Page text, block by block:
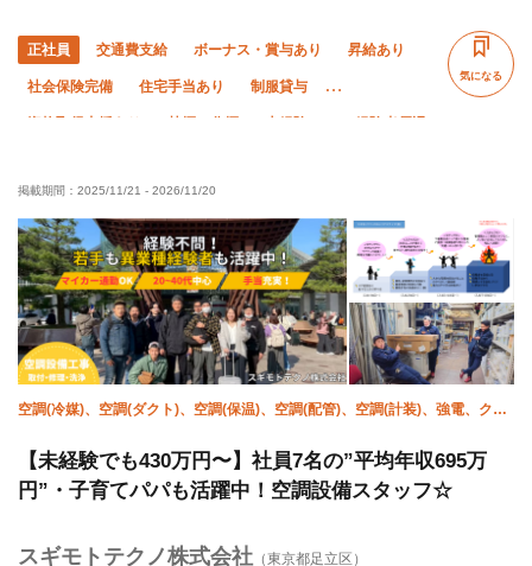
正社員 交通費支給 ボーナス・賞与あり 昇給あり
社会保険完備 住宅手当あり 制服貸与
資格取得支援あり 禁煙・分煙 未経験OK 経験者優遇
完全週休二日制 夏季休暇
気になる
掲載期間： 2025/11/21 - 2026/11/20
空調(冷媒)、空調(ダクト)、空調(保温)、空調(配管)、空調(計装)、強電、クリ
【未経験でも430万円〜】社員7名の”平均年収695万
円”・子育てパパも活躍中！空調設備スタッフ☆
スギモトテクノ株式会社 （東京都足立区）